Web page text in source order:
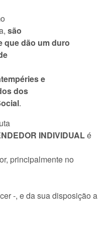
são
que dão um duro
e
dos
.
INDIVIDUALé
principalmente no
-, e da sua disposição a